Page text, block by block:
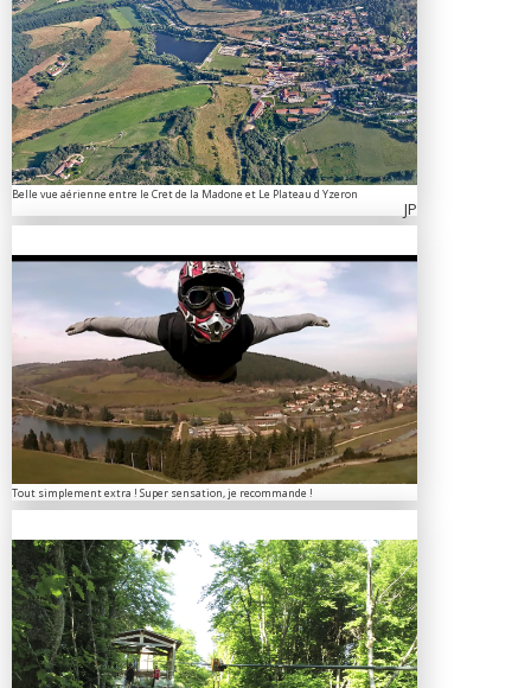
Belle vue aérienne entre le Cret de la Madone et Le Plateau d Yzeron
JP
Tout simplement extra ! Super sensation, je recommande !